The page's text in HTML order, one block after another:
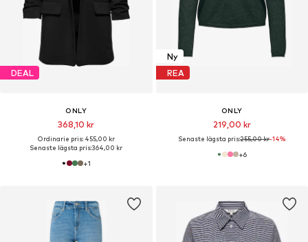
DEAL
ONLY
368,10 kr
Ordinarie pris: 455,00 kr
Senaste lägsta pris:364,00 kr
+1
Ny
REA
ONLY
219,00 kr
Senaste lägsta pris:255,00 kr-14%
+6